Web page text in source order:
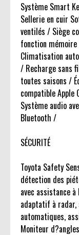
Système Smart
Sellerie en cuir
ventilés / Siège
fonction
Climatisation
/ Recharge sans
toutes saisons /
compatible Apple
Système audio
Bluetooth /
SÉCURITÉ
Toyota Safety
détection des
avec assistance
adaptatif à radar,
automatiques,
Moniteur